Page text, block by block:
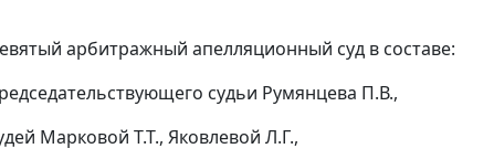
арбитражный апелляционный суд в составе:
судьи Румянцева П.В.,
Марковой Т.Т., Яковлевой Л.Г.,